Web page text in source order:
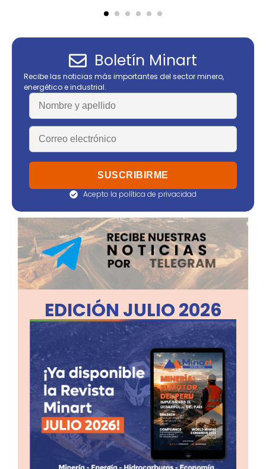
Boletín Minart
Recibe las noticias más importantes del sector minero,
energético e industrial.
Acepto la política de privacidad
EDICIÓN JULIO 2026